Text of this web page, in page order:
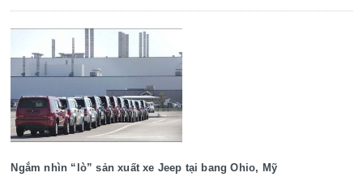
Ngắm nhìn “lò” sản xuất xe Jeep tại bang Ohio, Mỹ